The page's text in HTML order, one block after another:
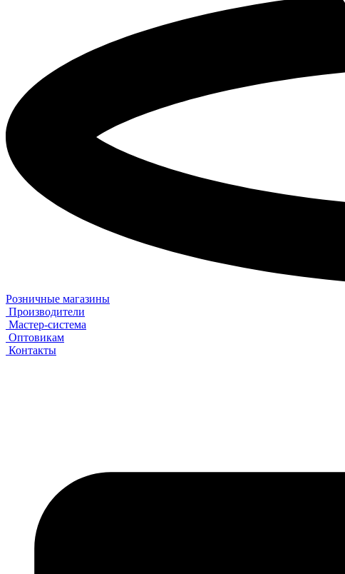
Розничные магазины
Производители
Мастер-система
Оптовикам
Контакты